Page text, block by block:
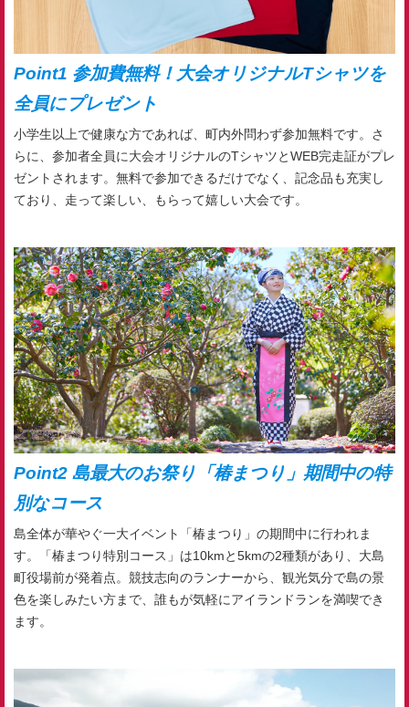
Point1 参加費無料！大会オリジナルTシャツを
全員にプレゼント
小学生以上で健康な方であれば、町内外問わず参加無料です。さ
らに、参加者全員に大会オリジナルのTシャツとWEB完走証がプレ
ゼントされます。無料で参加できるだけでなく、記念品も充実し
ており、走って楽しい、もらって嬉しい大会です。
Point2 島最大のお祭り「椿まつり」期間中の特
別なコース
島全体が華やぐ一大イベント「椿まつり」の期間中に行われま
す。「椿まつり特別コース」は10kmと5kmの2種類があり、大島
町役場前が発着点。競技志向のランナーから、観光気分で島の景
色を楽しみたい方まで、誰もが気軽にアイランドランを満喫でき
ます。